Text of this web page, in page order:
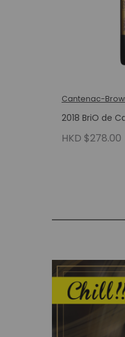
Cantenac-
2018 BriO de
HKD $278.00